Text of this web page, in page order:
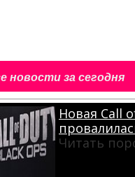
новости за сегодня
Новая Call
Читать